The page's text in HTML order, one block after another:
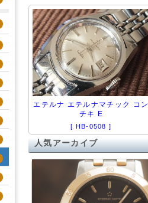
エテルナ エテルナマチック コン
チキ E
[ HB-0508 ]
人気アーカイブ